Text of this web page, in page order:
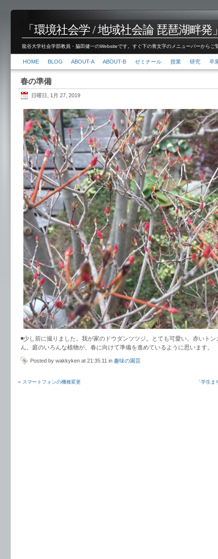
「環境社会学 / 地域社会論 琵琶湖畔発
龍谷大学社会学部教員・脇田健一のWebsiteです。すぐ下の青文字のメニューバーから
HOME BLOG ABOUT-A ABOUT-B ゼミナール 授業 研究 卒
春の準備
日曜日, 1月 27, 2019
◾️少し前に撮りました。我が家のドウダンツツジ。とても可愛い。赤いト
ん。庭のいろんな植物が、春に向けて準備を進めているように思います。
Posted by wakkyken at 21:35:11 in 趣味の園芸
「学生
« スマートフォンの機種変更